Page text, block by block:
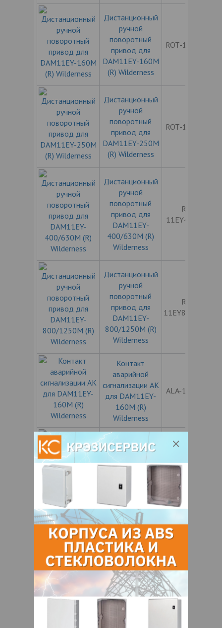
Дистанционный
ручной
поворотный
привод для
DAM11EY-160M
(R) Wilderness
ROT-11EY160
Дистанционный
ручной
поворотный
привод для
DAM11EY-250M
(R) Wilderness
ROT-11EY250
Дистанционный
ручной
поворотный
привод для
DAM11EY-
400/630M (R)
Wilderness
ROT-
11EY400/630
Дистанционный
ручной
поворотный
привод для
DAM11EY-
800/1250M (R)
Wilderness
ROT-
11EY800/1250
Контакт
аварийной
сигнализации АК
для DAM11EY-
160M (R)
Wilderness
ALA-11EY160
аварийной
для DAM11EY-
250M (R)
Wilderness
ALA-11EY250
Контакт
аварийной
сигнализации АК
для DAM11EY-
400-1250M (R)
Wilderness
ALA-11EY400-
Дополнительный
контакт ДК для
DAM11EY-160M
(R) Wilderness
AUX-11EY160